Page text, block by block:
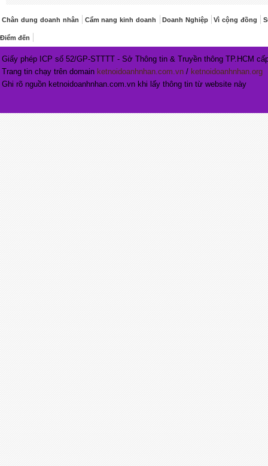
Chân dung doanh nhân Cẩm nang kinh doanh Doanh Nghiệp Vì cộng đồng
Điểm đến
Giấy phép ICP số 52/GP-STTTT - Sở Thông tin & Truyền thông TP.HCM
Trang tin chạy trên domain ketnoidoanhnhan.com.vn / ketnoidoanhnhan.org
Ghi rõ nguồn ketnoidoanhnhan.com.vn khi lấy thông tin từ website này